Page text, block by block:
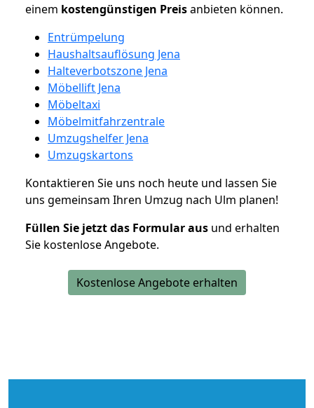
einem kostengünstigen Preisanbieten können.
Entrümpelung
Haushaltsauflösung Jena
Halteverbotszone Jena
Möbellift Jena
Möbeltaxi
Möbelmitfahrzentrale
Umzugshelfer Jena
Umzugskartons
Kontaktieren Sie uns noch heute und lassen Sie
uns gemeinsam Ihren Umzug nach Ulm planen!
Füllen Sie jetzt das Formular aus und erhalten
Sie kostenlose Angebote.
Kostenlose Angebote erhalten